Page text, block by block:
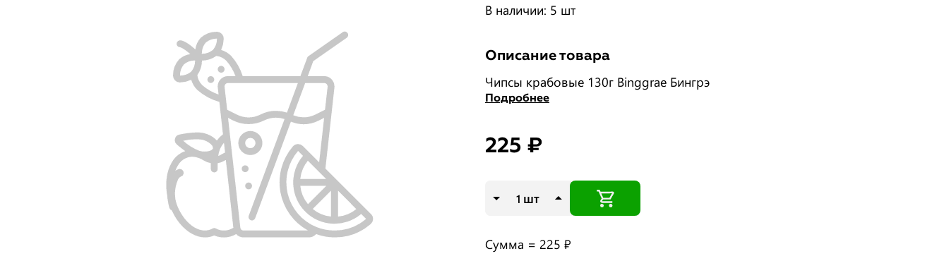
В наличии: 5 шт
Описание товара
Чипсы крабовые 130г Binggrae Бингрэ
Подробнее
225 ₽
шт
Сумма = 225 ₽